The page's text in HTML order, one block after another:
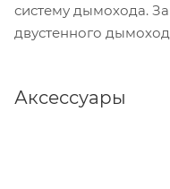
систему дымохода.
двустенного
Аксессуары